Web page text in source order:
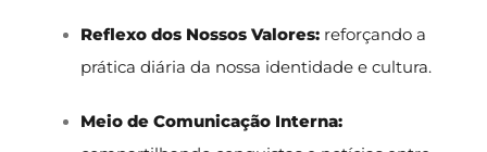
Reflexo dos Nossos Valores:reforçando a
prática diária da nossa identidade e cultura.
Meio de Comunicação Interna: